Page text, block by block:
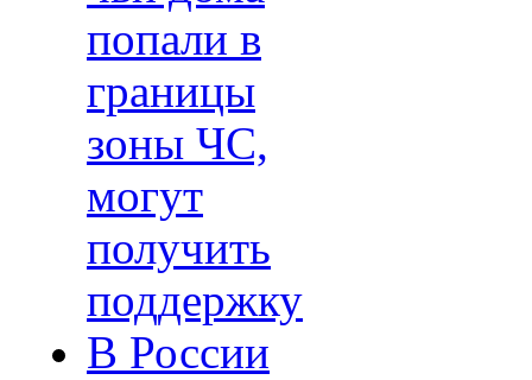
попали в
границы
зоны ЧС,
могут
получить
поддержку
В России